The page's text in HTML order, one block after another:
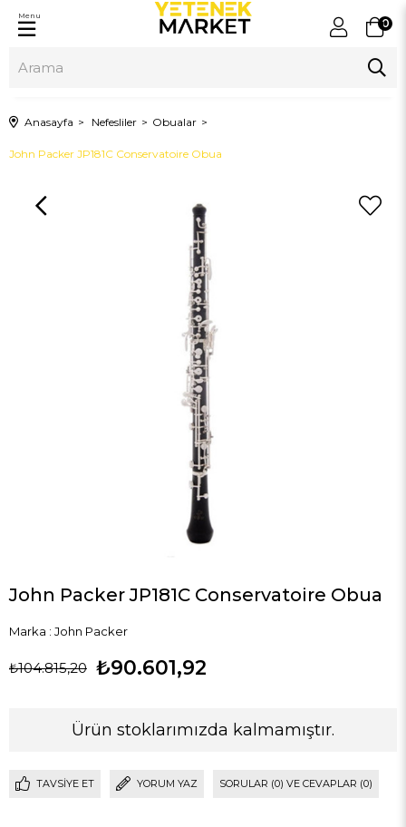
0
Menu
Anasayfa Nefesliler Obualar
John Packer JP181C Conservatoire Obua
John Packer JP181C Conservatoire Obua
Marka : John Packer
₺104.815,20 ₺90.601,92
Ürün stoklarımızda kalmamıştır.
TAVSIYE ET YORUM YAZ SORULAR (0) VE CEVAPLAR (0)